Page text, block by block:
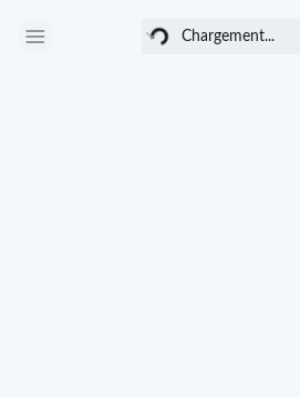
Chargement... Chargement...